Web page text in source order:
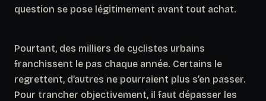
question se pose légitimement avant tout achat.
Pourtant, des milliers de cyclistes urbains
franchissent le pas chaque année. Certains le
regrettent, d’autres ne pourraient plus s’en passer.
Pour trancher objectivement, il faut dépasser les